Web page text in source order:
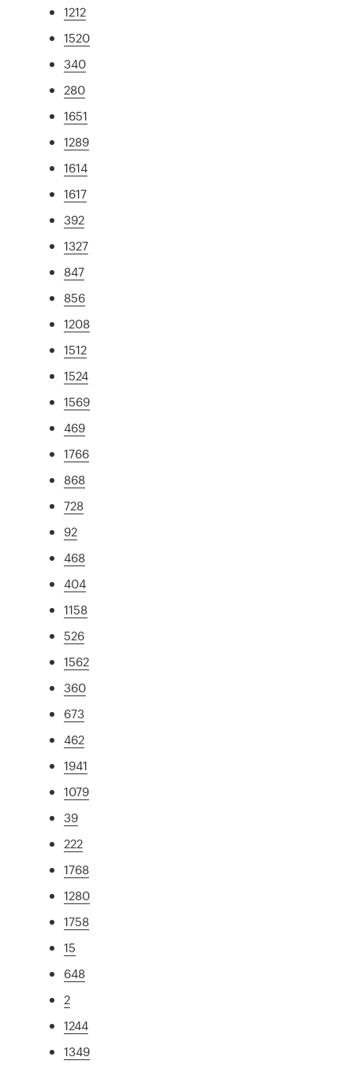
1212
1520
340
280
1651
1289
1614
1617
392
1327
847
856
1208
1512
1524
1569
469
1766
868
728
92
468
404
1158
526
1562
360
673
462
1941
1079
39
222
1768
1280
1758
15
648
2
1244
1349